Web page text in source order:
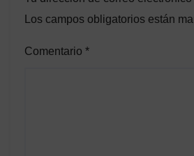
Los campos obligatorios están
Comentario *